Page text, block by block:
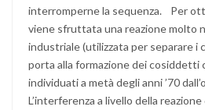
interromperne la sequenza. Per
viene sfruttata una reazione molto
industriale (utilizzata per separare i
porta alla formazione dei cosiddetti
individuati a metà degli anni ’70
L’interferenza a livello della